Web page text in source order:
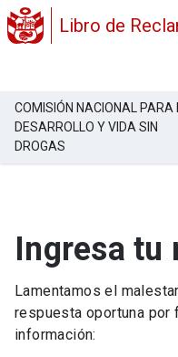
Libro de
COMISIÓN NACIONAL PARA
DESARROLLO Y VIDA SIN
DROGAS
Ingresa tu
Lamentamos el
respuesta oportuna
información: